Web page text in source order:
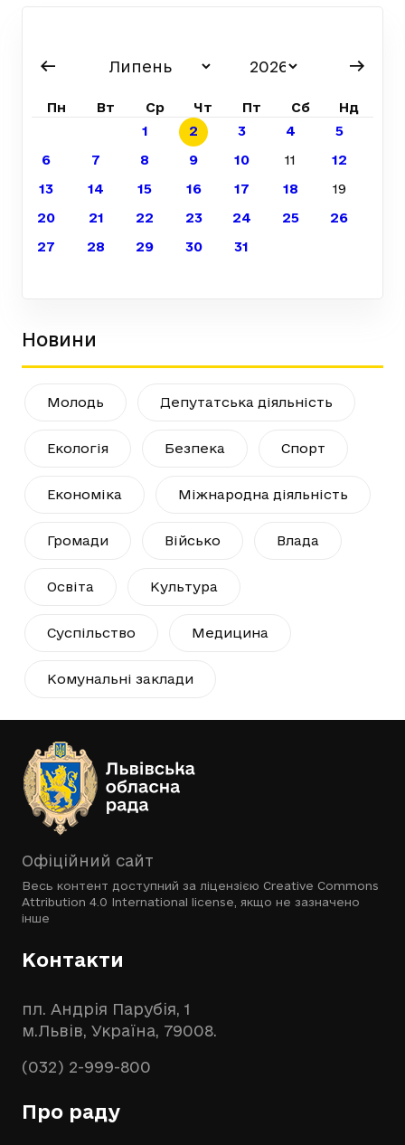
Пн Вт Ср Чт Пт Сб
Нд
1
2 3 4
5
6
7 8 9 10 11
12
13
14 15 16 17 18
19
20
21 22 23 24 25
26
27
28 29 30 31
Новини
Молодь Депутатська діяльність
Екологія Безпека Спорт
Економіка Міжнародна діяльність
Громади Військо Влада
Освіта Культура
Суспільство Медицина
Комунальні заклади
Офіційний сайт
Весь контент доступний за ліцензією Creative Commons
Attribution 4.0 International license , якщо не зазначено
інше
Контакти
пл. Андрія Парубія, 1
м.Львів, Україна, 79008.
(032) 2-999-800
Про раду